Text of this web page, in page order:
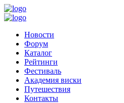
Новости
Форум
Каталог
Рейтинги
Фестиваль
Академия виски
Путешествия
Контакты